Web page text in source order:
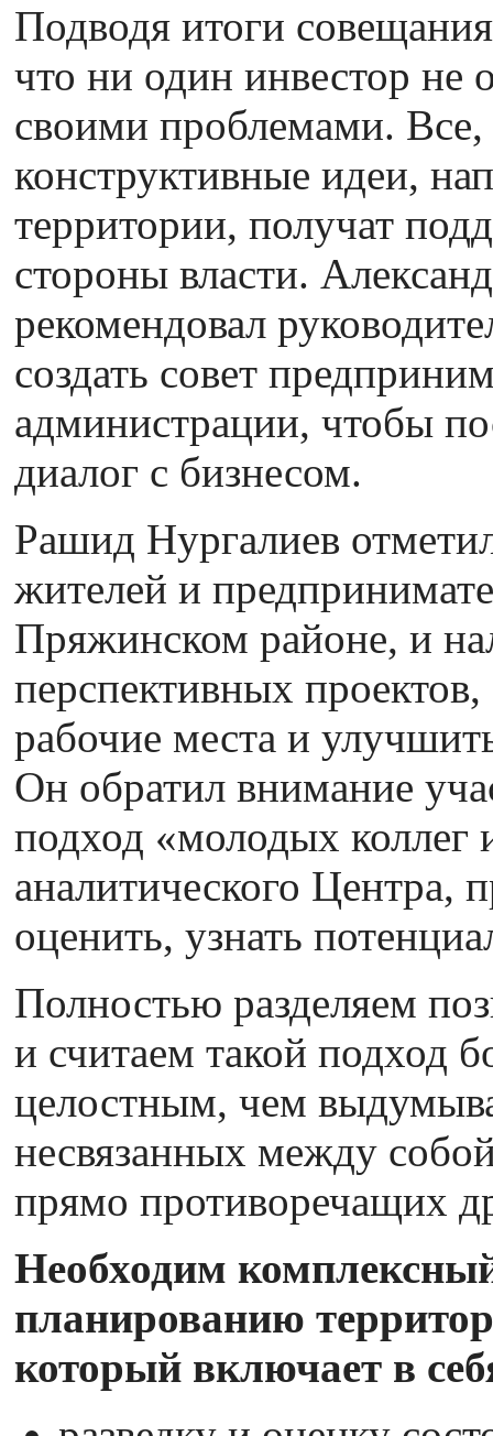
Подводя итоги
что ни один инвестор
своими проблемами. Все,
конструктивные идеи,
территории, получат
стороны власти.
рекомендовал
создать совет
администрации, чтобы
диалог с бизнесом.
Рашид Нургалиев
жителей и
Пряжинском районе, и
перспективных
рабочие места и
Он обратил внимание
подход «молодых
аналитического Центра,
оценить, узнать
Полностью разделяем
и считаем такой подход
целостным, чем
несвязанных между
прямо противоречащих
Необходим
планированию
который включает в